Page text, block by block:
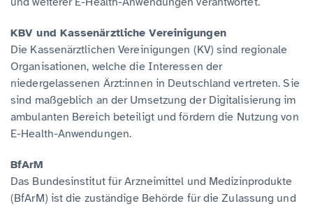
KBV und Kassenärztliche Vereinigungen
Die Kassenärztlichen Vereinigungen (KV) sind regionale
Organisationen, welche die Interessen der
niedergelassenen Ärzt:innen in Deutschland vertreten. Sie
sind maßgeblich an der Umsetzung der Digitalisierung im
ambulanten Bereich beteiligt und fördern die Nutzung von
E-Health-Anwendungen.
BfArM
Das Bundesinstitut für Arzneimittel und Medizinprodukte
(BfArM) ist die zuständige Behörde für die Zulassung und